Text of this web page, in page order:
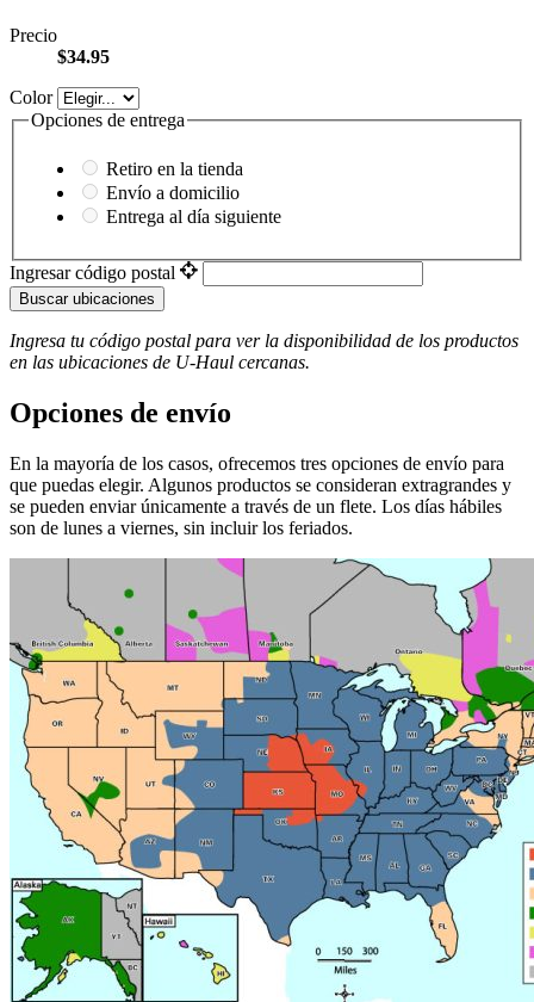
Precio
$34.95
Color
Opciones de entrega
Retiro en la tienda
Envío a domicilio
Entrega al día siguiente
Ingresar código postal
Buscar ubicaciones
Ingresa tu código postal para ver la disponibilidad de los productos
en las ubicaciones de U-Haul ​​​​​​​ cercanas.
Opciones de envío
En la mayoría de los casos, ofrecemos tres opciones de envío para
que puedas elegir. Algunos productos se consideran extragrandes y
se pueden enviar únicamente a través de un flete. Los días hábiles
son de lunes a viernes, sin incluir los feriados.